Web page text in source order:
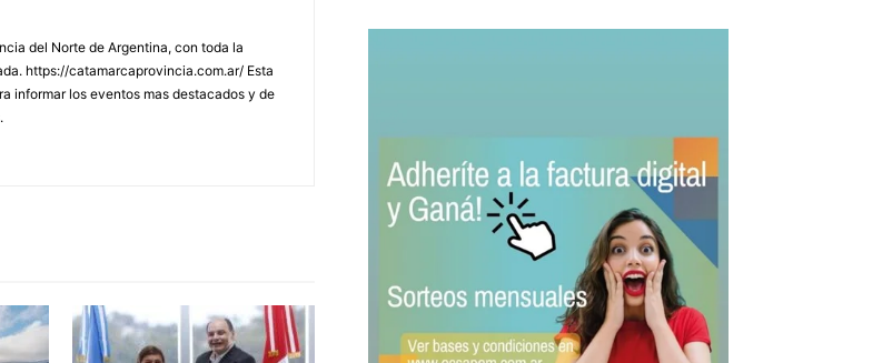
del Norte de Argentina, con toda la
https://catamarcaprovincia.com.ar/ Esta
informar los eventos mas destacados y de